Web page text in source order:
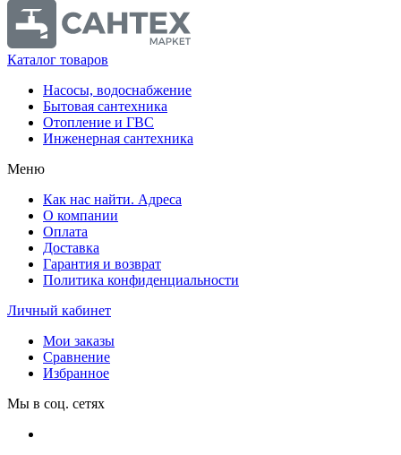
Каталог товаров
Насосы, водоснабжение
Бытовая сантехника
Отопление и ГВС
Инженерная сантехника
Меню
Как нас найти. Адреса
О компании
Оплата
Доставка
Гарантия и возврат
Политика конфиденциальности
Личный кабинет
Мои заказы
Сравнение
Избранное
Мы в соц. сетях